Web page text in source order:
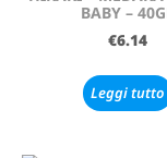
BABY –
€6.14
Leggi tutto